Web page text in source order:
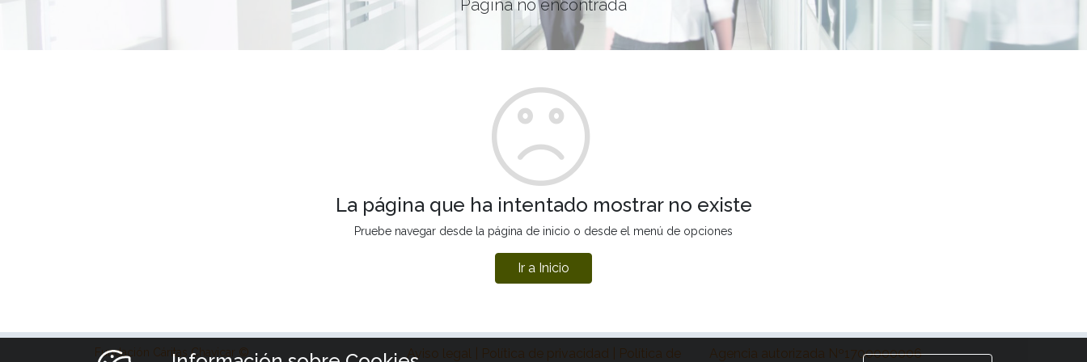
Página no encontrada
La página que ha intentado mostrar no existe
Pruebe navegar desde la página de inicio o desde el menú de opciones
Ir a Inicio
Fundación Cáritas Chavicar © Aviso legal | Política de privacidad | Política de Agencia autorizada Nº1700000006